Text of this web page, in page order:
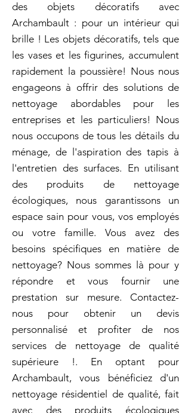
des objets décoratifs avec
Archambault : pour un intérieur qui
brille ! Les objets décoratifs, tels que
les vases et les figurines, accumulent
rapidement la poussière! Nous nous
engageons à offrir des solutions de
nettoyage abordables pour les
entreprises et les particuliers! Nous
nous occupons de tous les détails du
ménage, de l'aspiration des tapis à
l'entretien des surfaces. En utilisant
des produits de nettoyage
écologiques, nous garantissons un
espace sain pour vous, vos employés
ou votre famille. Vous avez des
besoins spécifiques en matière de
nettoyage? Nous sommes là pour y
répondre et vous fournir une
prestation sur mesure. Contactez-
nous pour obtenir un devis
personnalisé et profiter de nos
services de nettoyage de qualité
supérieure !. En optant pour
Archambault, vous bénéficiez d'un
nettoyage résidentiel de qualité, fait
avec des produits écologiques